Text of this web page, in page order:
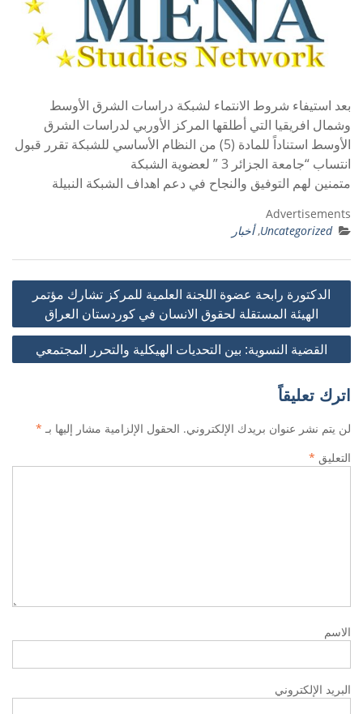
بعد استيفاء شروط الانتماء لشبكة دراسات الشرق الأوسط
وشمال افريقيا التي أطلقها المركز الأوربي لدراسات الشرق
الأوسط استناداً للمادة (5) من النظام الأساسي للشبكة تقرر قبول
انتساب “جامعة الجزائر 3 ” لعضوية الشبكة
متمنين لهم التوفيق والنجاح في دعم اهداف الشبكة النبيلة
Advertisements
Uncategorized
,أخبار
تصفّح
المقالات
الدكتورة رابحة عضوة اللجنة العلمية للمركز تشارك مؤتمر
الهيئة المستقلة لحقوق الانسان في كوردستان العراق
القضية النسوية: بين التحديات الهيكلية والتحرر المجتمعي
اترك تعليقاً
لن يتم نشر عنوان بريدك الإلكتروني. الحقول الإلزامية مشار إليها بـ *
التعليق *
الاسم
البريد الإلكتروني